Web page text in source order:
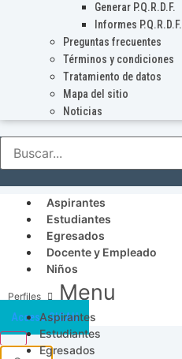
Generar P.Q.R.D.F.
Informes P.Q.R.D.F.
Preguntas frecuentes
Términos y condiciones
Tratamiento de datos
Mapa del sitio
Noticias
Aspirantes
Estudiantes
Egresados
Docente y Empleado
Niños
Menu
Aspirantes
Estudiantes
Egresados
Acceso SICAU